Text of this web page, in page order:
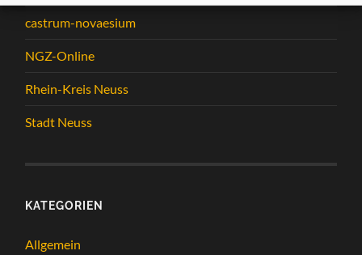
castrum-novaesium
NGZ-Online
Rhein-Kreis Neuss
Stadt Neuss
KATEGORIEN
Allgemein